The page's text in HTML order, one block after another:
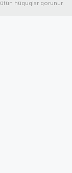
hüquqlar qorunur.